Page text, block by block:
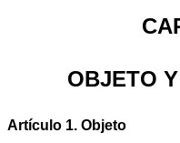
OBJETO
Artículo 1. Objeto